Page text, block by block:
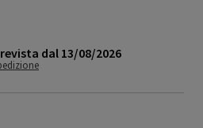
dal 13/08/2026